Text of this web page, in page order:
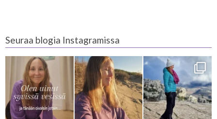
Seuraa blogia Instagramissa